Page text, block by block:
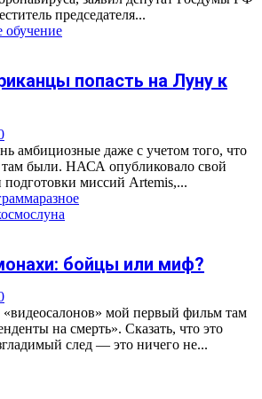
председателя...
обучение
попасть на Луну к
амбициозные даже с учетом того, что
там были. НАСА опубликовало свой
миссий Artemis,...
разное
луна
бойцы или миф?
«видеосалонов» мой первый фильм там
на смерть». Сказать, что это
след — это ничего не...